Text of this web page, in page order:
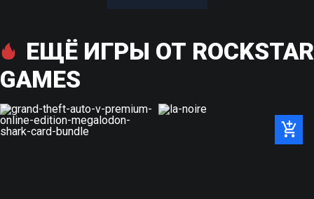
ЕЩЁ ИГРЫ ОТ ROCKSTAR
GAMES